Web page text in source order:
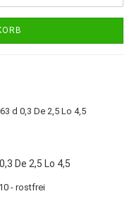
De 2,5 Lo 4,5
- rostfrei